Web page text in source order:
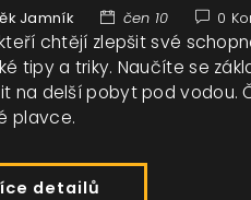
Jamník čen 10 0
chtějí zlepšit své
tipy a triky. Naučíte se
na delší pobyt pod vodou.
plavce.
detailů